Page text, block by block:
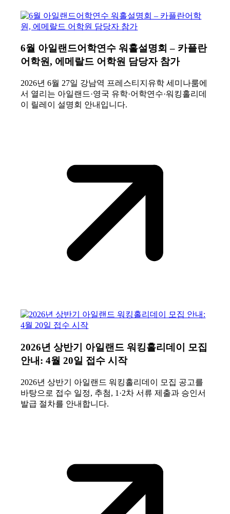
6월 아일랜드어학연수 워홀설명회 – 카플란
어학원, 에메랄드 어학원 담당자 참가
2026년 6월 27일 강남역 프레스티지유학 세미나룸에
서 열리는 아일랜드·영국 유학·어학연수·워킹홀리데
이 릴레이 설명회 안내입니다.
2026년 상반기 아일랜드 워킹홀리데이 모집
안내: 4월 20일 접수 시작
2026년 상반기 아일랜드 워킹홀리데이 모집 공고를
바탕으로 접수 일정, 추첨, 1·2차 서류 제출과 승인서
발급 절차를 안내합니다.